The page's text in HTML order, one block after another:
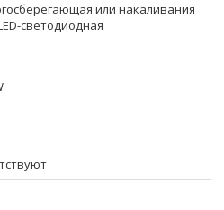
или накаливания
светодиодная